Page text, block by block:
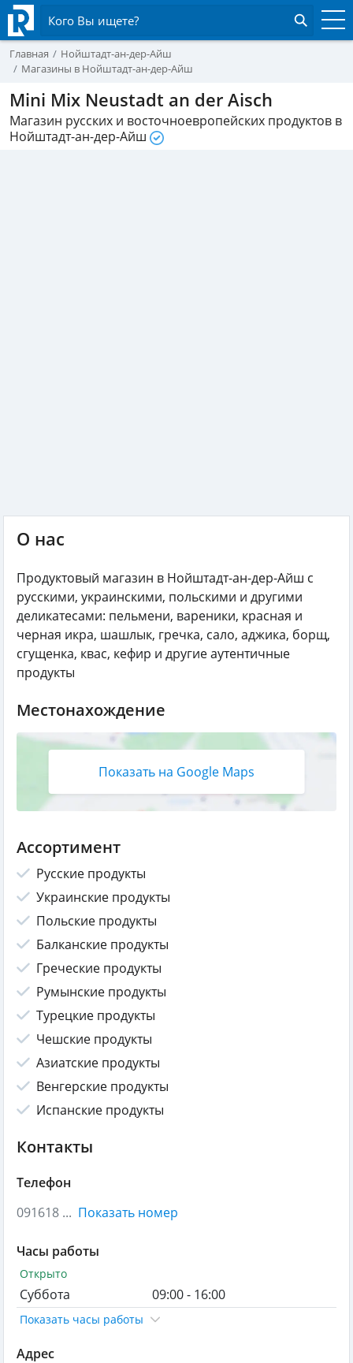
Кого Вы ищете?
Главная
Нойштадт-ан-дер-Айш
Магазины в Нойштадт-ан-дер-Айш
Mini Mix Neustadt an der Aisch
Магазин русских и восточноевропейских продуктов в
Нойштадт-ан-дер-Айш
О нас
Продуктовый магазин в Нойштадт-ан-дер-Айш с
русскими, украинскими, польскими и другими
деликатесами: пельмени, вареники, красная и
черная икра, шашлык, гречка, сало, аджика, борщ,
сгущенка, квас, кефир и другие аутентичные
продукты
Местонахождение
Показать на Google Maps
Ассортимент
Русские продукты
Украинские продукты
Польские продукты
Балканские продукты
Греческие продукты
Румынские продукты
Турецкие продукты
Чешские продукты
Азиатские продукты
Венгерские продукты
Испанские продукты
Контакты
Телефон
091618 ... Показать номер
Часы работы
Открыто
Суббота 09:00 - 16:00
Показать часы работы
Адрес